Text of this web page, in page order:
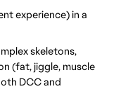
experience) in a
skeletons,
(fat, jiggle, muscle
DCC and